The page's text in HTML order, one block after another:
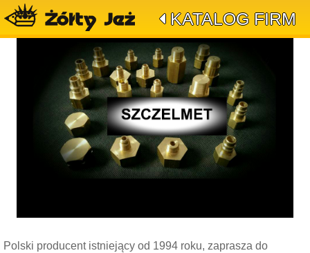
KATALOG FIRM
Polski producent istniejący od 1994 roku, zaprasza do